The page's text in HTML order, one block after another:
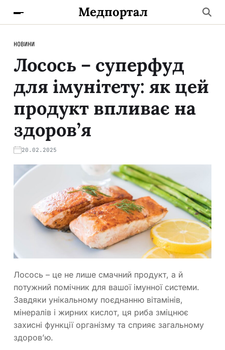
Медпортал
НОВИНИ
Лосось – суперфуд
для імунітету: як цей
продукт впливає на
здоров’я
20.02.2025
Лосось – це не лише смачний продукт, а й
потужний помічник для вашої імунної системи.
Завдяки унікальному поєднанню вітамінів,
мінералів і жирних кислот, ця риба зміцнює
захисні функції організму та сприяє загальному
здоров’ю.